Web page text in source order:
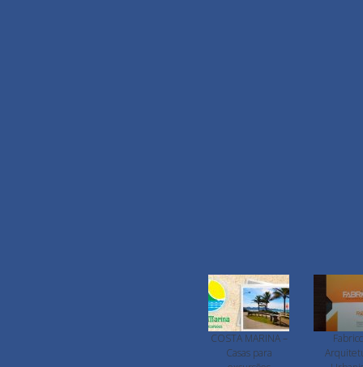
COSTA MARINA –
Casas para